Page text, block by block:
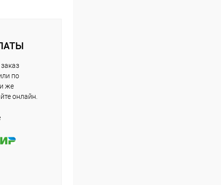
по
же
онлайн.